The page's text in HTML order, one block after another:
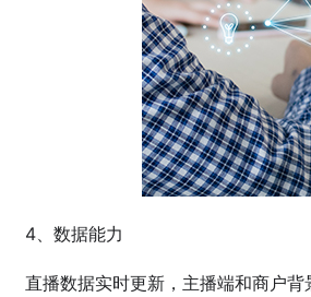
4、数据能力
直播数据实时更新，主播端和商户背